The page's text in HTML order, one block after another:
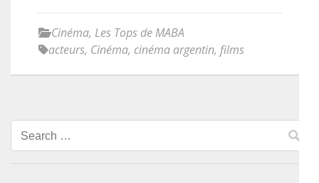
Cinéma, Les Tops de MABA
acteurs, Cinéma, cinéma argentin, films
Search
for: